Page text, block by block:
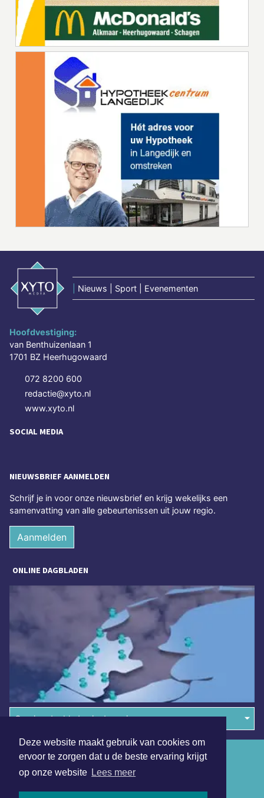
Deze website maakt gebruik van cookies om
ervoor te zorgen dat u de beste ervaring krijgt
op onze website Lees meer
Nieuws | Sport | Evenementen
Hoofdvestiging:
van Benthuizenlaan 1
1701 BZ Heerhugowaard
072 8200 600
redactie@xyto.nl
www.xyto.nl
SOCIAL MEDIA
NIEUWSBRIEF AANMELDEN
Schrijf je in voor onze nieuwsbrief en krijg wekelijks een
samenvatting van alle gebeurtenissen uit jouw regio.
Aanmelden
ONLINE DAGBLADEN
Overige dagbladen in de regio
Algemene voorwaarden
Disclaimer